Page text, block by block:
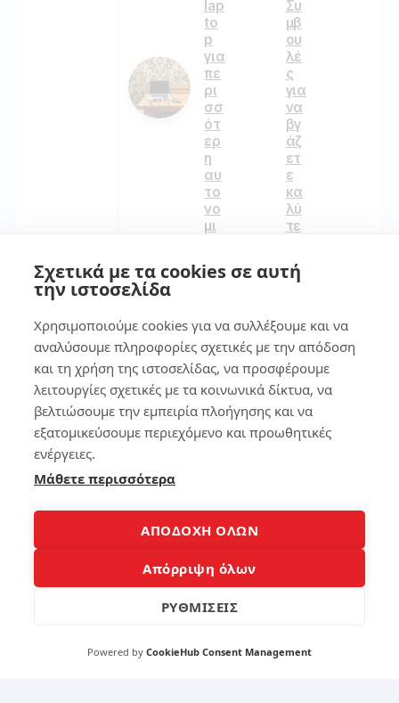
lap
to
p
για
πε
ρι
σσ
ότ
ερ
η
αυ
το
νο
μι
6
Το
La
pt
Αν
οίξ
Δε
ς
ατ
Συ
Συ
μβ
ου
λέ
ς
για
να
βγ
άζ
ετ
ε
κα
λύ
τε
φ
ρα
φί
ες
με
το
iPh
on
3
Σχετικά με τα cookies σε αυτή
την ιστοσελίδα
Χρησιμοποιούμε cookies για να συλλέξουμε και να
αναλύσουμε πληροφορίες σχετικές με την απόδοση
και τη χρήση της ιστοσελίδας, να προσφέρουμε
λειτουργίες σχετικές με τα κοινωνικά δίκτυα, να
βελτιώσουμε την εμπειρία πλοήγησης και να
εξατομικεύσουμε περιεχόμενο και προωθητικές
ενέργειες.
Μάθετε περισσότερα
ΑΠΟΔΟΧΗ ΟΛΩΝ
Απόρριψη όλων
ΡΥΘΜΙΣΕΙΣ
Powered by CookieHub Consent Management